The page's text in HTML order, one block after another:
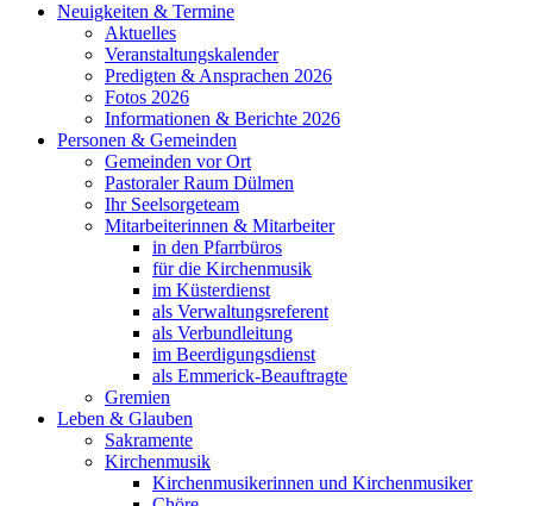
Neuigkeiten & Termine
Aktuelles
Veranstaltungskalender
Predigten & Ansprachen 2026
Fotos 2026
Informationen & Berichte 2026
Personen & Gemeinden
Gemeinden vor Ort
Pastoraler Raum Dülmen
Ihr Seelsorgeteam
Mitarbeiterinnen & Mitarbeiter
in den Pfarrbüros
für die Kirchenmusik
im Küsterdienst
als Verwaltungsreferent
als Verbundleitung
im Beerdigungsdienst
als Emmerick-Beauftragte
Gremien
Leben & Glauben
Sakramente
Kirchenmusik
Kirchenmusikerinnen und Kirchenmusiker